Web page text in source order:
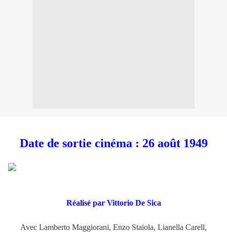
Date de sortie cinéma : 26 août 1949
Réalisé par Vittorio De Sica
Avec Lamberto Maggiorani, Enzo Staiola, Lianella Carell,